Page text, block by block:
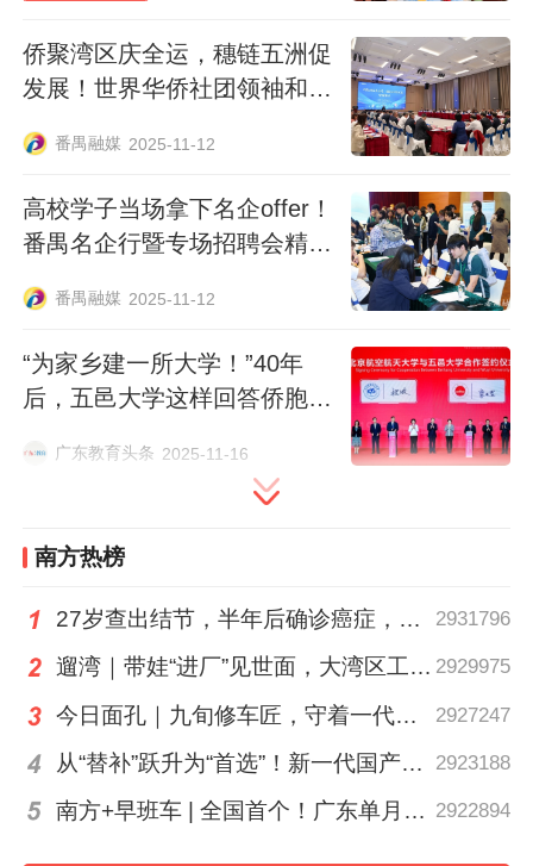
捷路径。在师生交流方面，双方约定建立常
态化机制，定期组织师生开展短期交换、研
学实践与学术研讨等活动，增强跨文化沟通
能力与国际理解力。在实习就业方面，双方
计划构建“技能实训—实习就业”贯通体系，
为学生提供语言培训、政策咨询、岗位对接
等全方位支持，助力学生高质量就业。座谈
结束时，双方互赠纪念品，寓意文化融合，
友谊长存。
侨聚湾区庆全运，穗链五洲促
发展！世界华侨社团领袖和华
活动
番禺融媒 2025-11-12
高校学子当场拿下名企offer！
番禺名企行暨专场招聘会精准
番禺融媒 2025-11-12
“为家乡建一所大学！”40年
后，五邑大学这样回答侨胞深
广东教育头条 2025-11-16
南方热榜
27岁查出结节，半年后确诊癌症，甲状腺癌真的“懒”吗？ 2931796
遛湾｜带娃“进厂”见世面，大湾区工业研学攻略请查收 2929975
今日面孔｜九旬修车匠，守着一代又一代车轮转 2927247
从“替补”跃升为“首选”！新一代国产核心工业软件加速冲高端 2923188
南方+早班车 | 全国首个！广东单月用电量突破千亿千瓦时 2922894